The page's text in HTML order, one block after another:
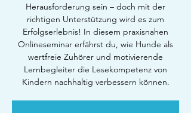
Herausforderung sein – doch mit der
richtigen Unterstützung wird es zum
Erfolgserlebnis! In diesem praxisnahen
Onlineseminar erfährst du, wie Hunde als
wertfreie Zuhörer und motivierende
Lernbegleiter die Lesekompetenz von
Kindern nachhaltig verbessern können.